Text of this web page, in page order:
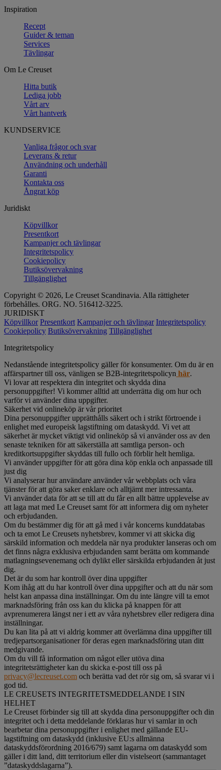
Inspiration
Recept
Guider & teman
Services
Tävlingar
Om Le Creuset
Hitta butik
Lediga jobb
Vårt arv
Vårt hantverk
KUNDSERVICE
Vanliga frågor och svar
Leverans & retur
Användning och underhåll
Garanti
Kontakta oss
Ångrat köp
Juridiskt
Köpvillkor
Presentkort
Kampanjer och tävlingar
Integritetspolicy
Cookiepolicy
Butiksövervakning
Tillgänglighet
Copyright © 2026, Le Creuset Scandinavia. Alla rättigheter
förbehålles. ORG. NO. 516412-3225.
JURIDISKT
Köpvillkor Presentkort Kampanjer och tävlingar Integritetspolicy
Cookiepolicy Butiksövervakning Tillgänglighet
Integritetspolicy
Nedanstående integritetspolicy gäller för konsumenter. Om du är en
affärspartner till oss, vänligen se B2B-integritetspolicyn här.
Vi lovar att respektera din integritet och skydda dina
personuppgifter! Vi kommer alltid att underrätta dig om hur och
varför vi använder dina uppgifter.
Säkerhet vid onlineköp är vår prioritet
Dina personuppgifter upprätthålls säkert och i strikt förtroende i
enlighet med europeisk lagstiftning om dataskydd. Vi vet att
säkerhet är mycket viktigt vid onlineköp så vi använder oss av den
senaste tekniken för att säkerställa att samtliga person- och
kreditkortsuppgifter skyddas till fullo och förblir helt hemliga.
Vi använder uppgifter för att göra dina köp enkla och anpassade till
just dig
Vi analyserar hur användare använder vår webbplats och våra
tjänster för att göra saker enklare och alltjämt mer intressanta.
Vi använder data för att se till att du får en allt bättre upplevelse av
att laga mat med Le Creuset samt för att informera dig om nyheter
och erbjudanden.
Om du bestämmer dig för att gå med i vår koncerns kunddatabas
och ta emot Le Creusets nyhetsbrev, kommer vi att skicka dig
särskild information och meddela när nya produkter lanseras och om
det finns några exklusiva erbjudanden samt berätta om kommande
matlagningsevenemang och dylikt eller särskilda erbjudanden åt just
dig.
Det är du som har kontroll över dina uppgifter
Kom ihåg att du har kontroll över dina uppgifter och att du när som
helst kan anpassa dina inställningar. Om du inte längre vill ta emot
marknadsföring från oss kan du klicka på knappen för att
avprenumerera längst ner i ett av våra nyhetsbrev eller redigera dina
inställningar.
Du kan lita på att vi aldrig kommer att överlämna dina uppgifter till
tredjepartsorganisationer för deras egen marknadsföring utan ditt
medgivande.
Om du vill få information om något eller utöva dina
integritetsrättigheter kan du skicka e-post till oss på
privacy@lecreuset.com och berätta vad det rör sig om, så svarar vi i
god tid.
LE CREUSETS INTEGRITETSMEDDELANDE I SIN
HELHET
Le Creuset förbinder sig till att skydda dina personuppgifter och din
integritet och i detta meddelande förklaras hur vi samlar in och
bearbetar dina personuppgifter i enlighet med gällande EU-
lagstiftning om dataskydd (inklusive EU:s allmänna
dataskyddsförordning 2016/679) samt lagarna om dataskydd som
gäller i ditt land, ditt territorium eller din vistelseort (sammantaget
”dataskyddslagarna”).